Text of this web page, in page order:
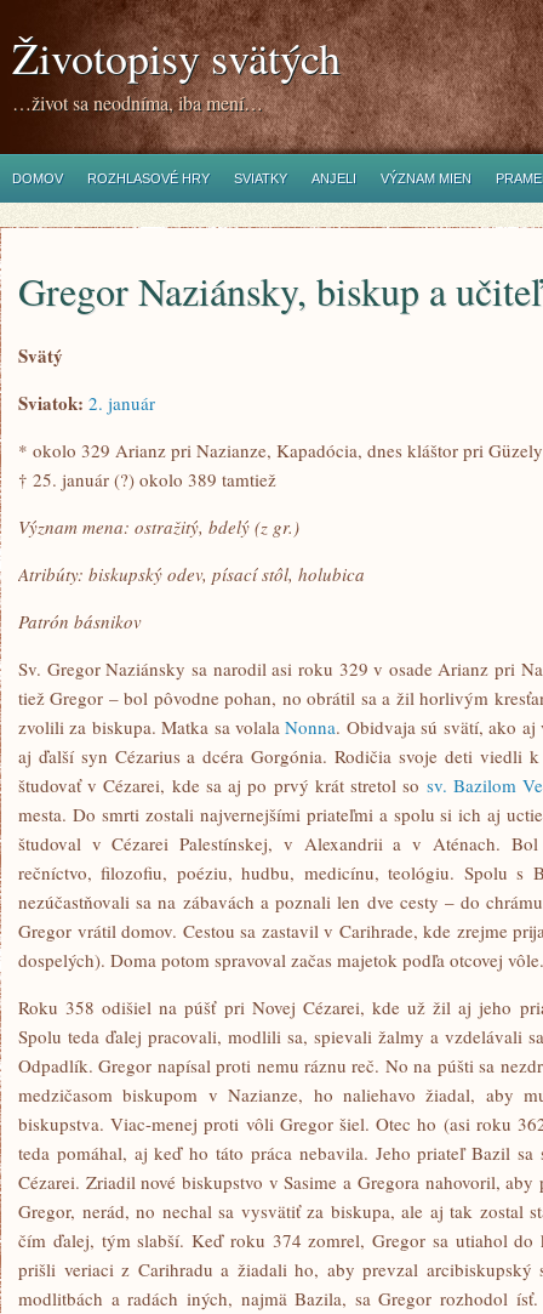
Životopisy svätých
…život sa neodníma, iba mení…
DOMOV ROZHLASOVÉ HRY SVIATKY ANJELI VÝZNAM MIEN
Gregor Naziánsky, biskup a
Svätý
Sviatok: 2. január
* okolo 329 Arianz pri Nazianze, Kapadócia, dnes kláštor pri
† 25. január (?) okolo 389 tamtiež
Význam mena: ostražitý, bdelý (z gr.)
Atribúty: biskupský odev, písací stôl, holubica
Patrón básnikov
Sv. Gregor Naziánsky sa narodil asi roku 329 v osade Arianz pri
tiež Gregor – bol pôvodne pohan, no obrátil sa a žil horlivým
zvolili za biskupa. Matka sa volalaNonna. Obidvaja sú svätí, ako
aj ďalší syn Cézarius a dcéra Gorgónia. Rodičia svoje deti viedli
študovať v Cézarei, kde sa aj po prvý krát stretol so sv. Bazilom
mesta. Do smrti zostali najvernejšími priateľmi a spolu si ich aj
študoval v Cézarei Palestínskej, v Alexandrii a v Aténach.
rečníctvo, filozofiu, poéziu, hudbu, medicínu, teológiu. Spolu s
nezúčastňovali sa na zábavách a poznali len dve cesty – do
Gregor vrátil domov. Cestou sa zastavil v Carihrade, kde zrejme
dospelých). Doma potom spravoval začas majetok podľa otcovej
Roku 358 odišiel na púšť pri Novej Cézarei, kde už žil aj jeho
Spolu teda ďalej pracovali, modlili sa, spievali žalmy a vzdelávali
Odpadlík. Gregor napísal proti nemu ráznu reč. No na púšti sa
medzičasom biskupom v Nazianze, ho naliehavo žiadal, aby
biskupstva. Viac-menej proti vôli Gregor šiel. Otec ho (asi roku
teda pomáhal, aj keď ho táto práca nebavila. Jeho priateľ Bazil
Cézarei. Zriadil nové biskupstvo v Sasime a Gregora nahovoril,
Gregor, nerád, no nechal sa vysvätiť za biskupa, ale aj tak zostal
čím ďalej, tým slabší. Keď roku 374 zomrel, Gregor sa utiahol do
prišli veriaci z Carihradu a žiadali ho, aby prevzal arcibiskupský
modlitbách a radách iných, najmä Bazila, sa Gregor rozhodol